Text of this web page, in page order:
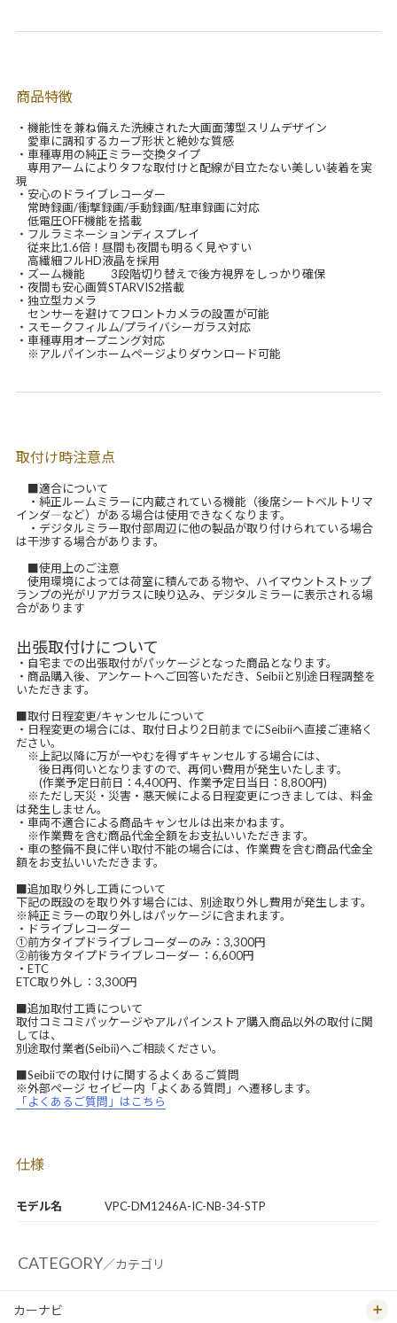
モデル名 VPC-DM1246A-IC-NB-34-STP
商品特徴
・機能性を兼ね備えた洗練された大画面薄型スリムデザイン
愛車に調和するカーブ形状と絶妙な質感
・車種専用の純正ミラー交換タイプ
専用アームによりタフな取付けと配線が目立たない美しい装着を実
現
・安心のドライブレコーダー
常時録画/衝撃録画/手動録画/駐車録画に対応
低電圧OFF機能を搭載
・フルラミネーションディスプレイ
従来比1.6倍！昼間も夜間も明るく見やすい
高繊細フルHD液晶を採用
・ズーム機能 3段階切り替えで後方視界をしっかり確保
・夜間も安心画質STARVIS2搭載
・独立型カメラ
センサーを避けてフロントカメラの設置が可能
・スモークフィルム/プライバシーガラス対応
・車種専用オープニング対応
※アルパインホームページよりダウンロード可能
取付け時注意点
■適合について
・純正ルームミラーに内蔵されている機能（後席シートベルトリマ
インダ―など）がある場合は使用できなくなります。
・デジタルミラー取付部周辺に他の製品が取り付けられている場合
は干渉する場合があります。
■使用上のご注意
使用環境によっては荷室に積んである物や、ハイマウントストップ
ランプの光がリアガラスに映り込み、デジタルミラーに表示される場
合があります
出張取付けについて
・自宅までの出張取付がパッケージとなった商品となります。
・商品購入後、アンケートへご回答いただき、Seibiiと別途日程調整を
いただきます。
■取付日程変更/キャンセルについて
・日程変更の場合には、取付日より2日前までにSeibiiへ直接ご連絡く
ださい。
※上記以降に万が一やむを得ずキャンセルする場合には、
後日再伺いとなりますので、再伺い費用が発生いたします。
(作業予定日前日：4,400円、作業予定日当日：8,800円)
※ただし天災・災害・悪天候による日程変更につきましては、料金
は発生しません。
・車両不適合による商品キャンセルは出来かねます。
※作業費を含む商品代金全額をお支払いいただきます。
・車の整備不良に伴い取付不能の場合には、作業費を含む商品代金全
額をお支払いいただきます。
■追加取り外し工賃について
下記の既設のを取り外す場合には、別途取り外し費用が発生します。
※純正ミラーの取り外しはパッケージに含まれます。
・ドライブレコーダー
①前方タイプドライブレコーダーのみ：3,300円
②前後方タイプドライブレコーダー：6,600円
・ETC
ETC取り外し：3,300円
■追加取付工賃について
取付コミコミパッケージやアルパインストア購入商品以外の取付に関
しては、
別途取付業者(Seibii)へご相談ください。
■Seibiiでの取付けに関するよくあるご質問
※外部ページ セイビー内「よくある質問」へ遷移します。
「よくあるご質問」はこちら
仕様
CATEGORY／カテゴリ
カーナビ